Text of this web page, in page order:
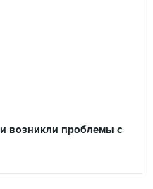
возникли проблемы с
указано: "Не